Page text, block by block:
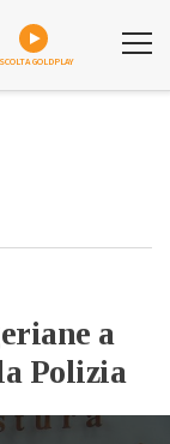
GOLDPLAY
a
Polizia